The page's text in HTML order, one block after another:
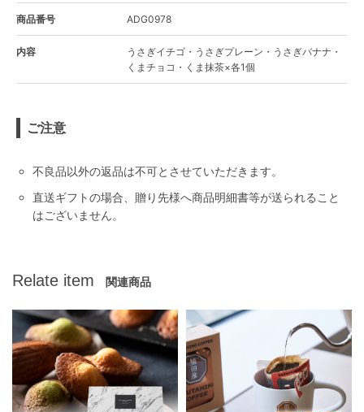
商品番号 ADG0978
内容
うさぎイチゴ・うさぎプレーン・うさぎバナナ・
くまチョコ・くま抹茶×各1個
ご注意
不良品以外の返品は不可とさせていただきます。
直送ギフトの場合、贈り先様へ商品明細書等が送られること
はございません。
Relate item 関連商品